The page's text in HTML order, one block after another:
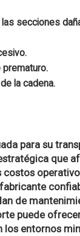
secciones
la cadena.
para su
que
de
puede
los entornos